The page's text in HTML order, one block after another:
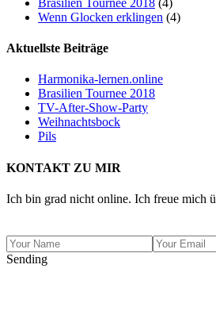
Wenn Glocken erklingen (4)
Aktuellste Beiträge
Harmonika-lernen.online
Brasilien Tournee 2018
TV-After-Show-Party
Weihnachtsbock
Pils
KONTAKT ZU MIR
Ich bin grad nicht online. Ich freue mich
Sending